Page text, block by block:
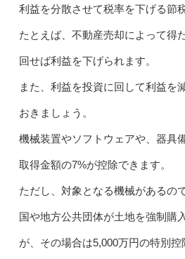
利益を分散させて税率を下げる節
たとえば、不動産売却によって得
回せば利益を下げられます。
また、利益を投資に回して利益を
おきましょう。
機械装置やソフトウェアや、器具
取得金額の7%が控除できます。
ただし、対象となる機械があるの
国や地方公共団体が土地を強制購
が、その場合は5,000万円の特別控